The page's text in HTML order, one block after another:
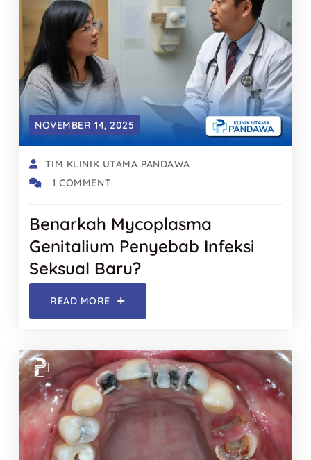
NOVEMBER 14, 2025
TIM KLINIK UTAMA PANDAWA
1 COMMENT
Benarkah Mycoplasma
Genitalium Penyebab Infeksi
Seksual Baru?
READ MORE